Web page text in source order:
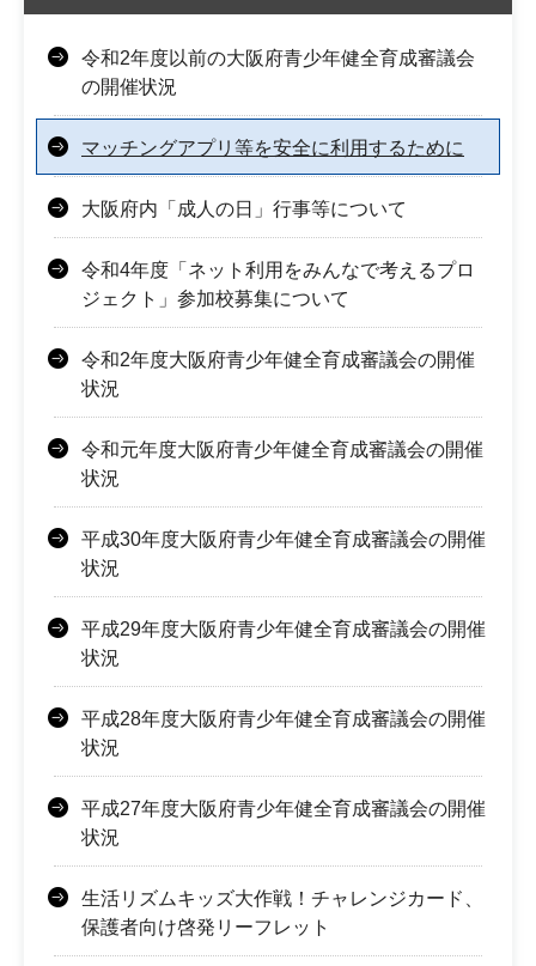
令和2年度以前の大阪府青少年健全育成審議会
の開催状況
マッチングアプリ等を安全に利用するために
大阪府内「成人の日」行事等について
令和4年度「ネット利用をみんなで考えるプロ
ジェクト」参加校募集について
令和2年度大阪府青少年健全育成審議会の開催
状況
令和元年度大阪府青少年健全育成審議会の開催
状況
平成30年度大阪府青少年健全育成審議会の開催
状況
平成29年度大阪府青少年健全育成審議会の開催
状況
平成28年度大阪府青少年健全育成審議会の開催
状況
平成27年度大阪府青少年健全育成審議会の開催
状況
生活リズムキッズ大作戦！チャレンジカード、
保護者向け啓発リーフレット